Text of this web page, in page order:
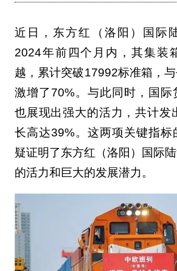
近日，东方红（洛阳）国际
2024年前四个月内，其集装
越，累计突破17992标准箱，与
激增了70%。与此同时，国际
也展现出强大的活力，共计发
长高达39%。这两项关键指标
疑证明了东方红（洛阳）国际
的活力和巨大的发展潜力。